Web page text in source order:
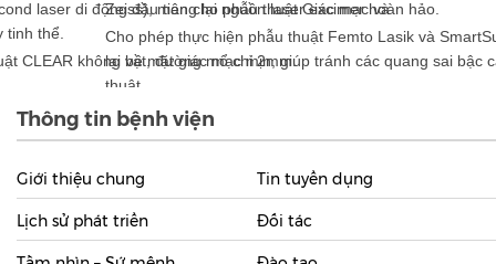
Thế hệ máy phẫu thuật thứ 6 (cùng với máy MEL-90
của hãng
Zeiss), mang lại nguồn laser excimer hoàn hảo.
Cho phép thực hiện phẫu thuật Femto Lasik và SmartSulfACE đem
lại bề mặt giác mạc mịn, giúp tránh các quang sai bậc cao sau phẫu
Thông tin bệnh viện
Giới thiệu chung Tin tuyển dụng